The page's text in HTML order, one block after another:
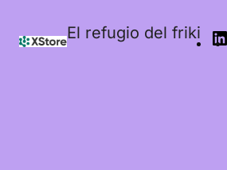
El refugio del friki